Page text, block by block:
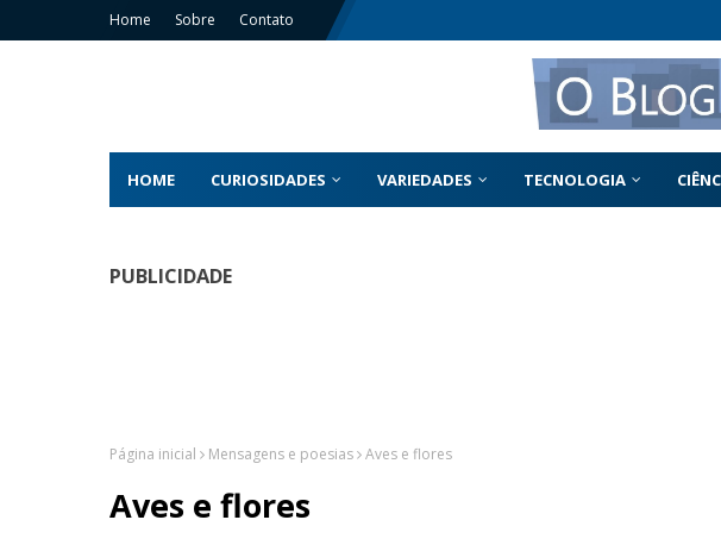
Home Sobre Contato
HOME CURIOSIDADES VARIEDADES TECNOLOGIA
PUBLICIDADE
Página inicial Mensagens e poesias Aves e flores
Aves e flores